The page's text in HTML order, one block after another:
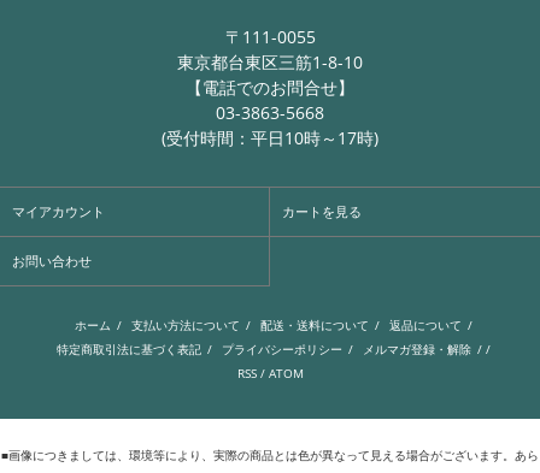
〒111-0055
東京都台東区三筋1-8-10
【電話でのお問合せ】
03-3863-5668
(受付時間：平日10時～17時)
マイアカウント カートを見る
お問い合わせ
ホーム / 支払い方法について / 配送・送料について / 返品について /
特定商取引法に基づく表記 / プライバシーポリシー / メルマガ登録・解除 / /
RSS/ ATOM
■画像につきましては、環境等により、実際の商品とは色が異なって見える場合がございます。あら